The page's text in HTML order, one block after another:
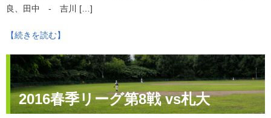
良、田中 - 吉川 […]
【続きを読む】
2016春季リーグ第8戦 vs札大